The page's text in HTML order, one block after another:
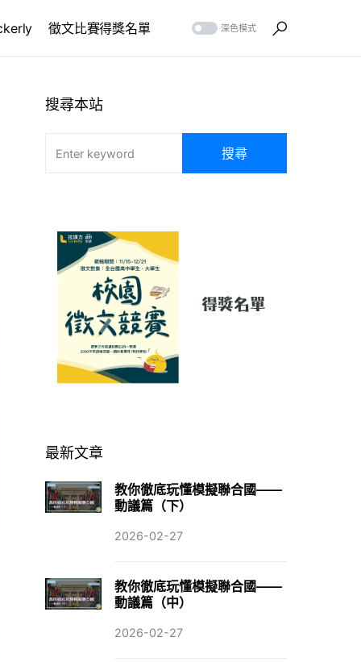
徵文比賽得獎名單 深色模式
搜尋本站
搜尋
最新文章
教你徹底玩懂模擬聯合國——
動議篇（下）
2026-02-27
教你徹底玩懂模擬聯合國——
動議篇（中）
2026-02-27